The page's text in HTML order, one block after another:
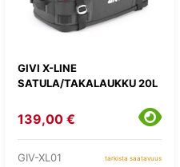
GIVI X-LINE
SATULA/TAKALAUKKU 20L
139,00 €
GIV-XL01 tarkista saatavuus